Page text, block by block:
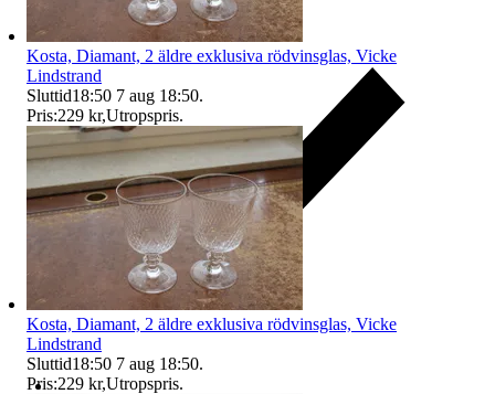
Kosta, Diamant, 2 äldre exklusiva rödvinsglas, Vicke
Lindstrand
Sluttid18:50 7 aug 18:50.
Pris:229 kr,Utropspris.
Kosta, Diamant, 2 äldre exklusiva rödvinsglas, Vicke
Lindstrand
Sluttid18:50 7 aug 18:50.
Pris:229 kr,Utropspris.